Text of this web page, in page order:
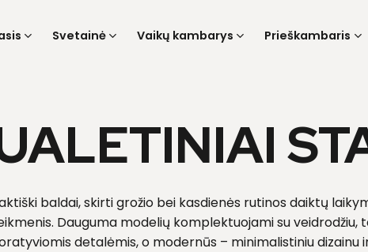
Svetainė Vaikų kambarys Prieškambaris
baldai, skirti grožio bei kasdienės rutinos daiktų
Dauguma modelių komplektuojami su
detalėmis, o modernūs – minimalistiniu